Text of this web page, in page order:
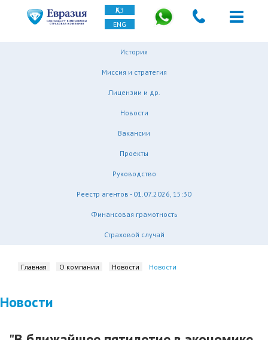
ҚАЗ
ENG
История
Миссия и стратегия
Лицензии и др.
Новости
Вакансии
Проекты
Руководство
Реестр агентов - 01.07.2026, 15:30
Финансовая грамотность
Страховой случай
Главная О компании Новости Новости
Новости